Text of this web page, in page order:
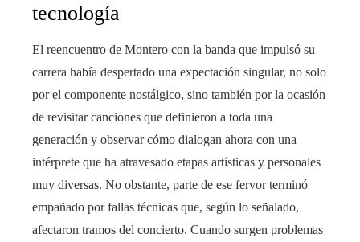
tecnología
El reencuentro de Montero con la banda que impulsó su
carrera había despertado una expectación singular, no solo
por el componente nostálgico, sino también por la ocasión
de revisitar canciones que definieron a toda una
generación y observar cómo dialogan ahora con una
intérprete que ha atravesado etapas artísticas y personales
muy diversas. No obstante, parte de ese fervor terminó
empañado por fallas técnicas que, según lo señalado,
afectaron tramos del concierto. Cuando surgen problemas